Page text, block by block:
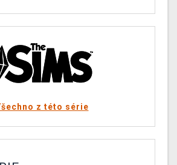
z této série